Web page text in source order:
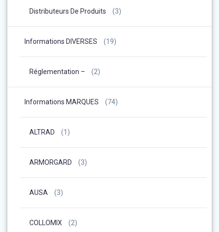
Distributeurs De Produits (3)
Informations DIVERSES (19)
Réglementation – (2)
Informations MARQUES (74)
ALTRAD (1)
ARMORGARD (3)
AUSA (3)
COLLOMIX (2)